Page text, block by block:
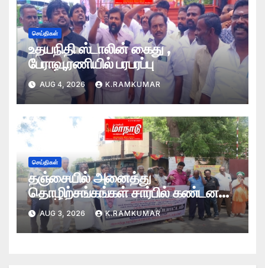
செய்திகள்
உதயநிதி ஸ்டாலின் கைது ,
பேராவூரணியில் பரபரப்பு
AUG 4, 2026 K.RAMKUMAR
செய்திகள்
தஞ்சையில் அனைத்து
தொழிற்சங்கங்கள் சார்பில் கண்டன
ஆர்ப்பாட்டம்
AUG 3, 2026 K.RAMKUMAR